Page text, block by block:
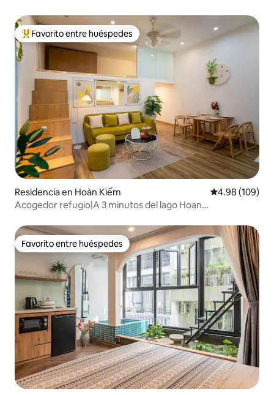
De los mejores en Favorito entre huéspedes
Favorito entre huéspedes
Residencia en Hoàn Kiếm Calificación
4.98 (109)
Acogedor refugio|A 3 minutos del lago Hoan
Favorito entre huéspedes
Favorito entre huéspedes